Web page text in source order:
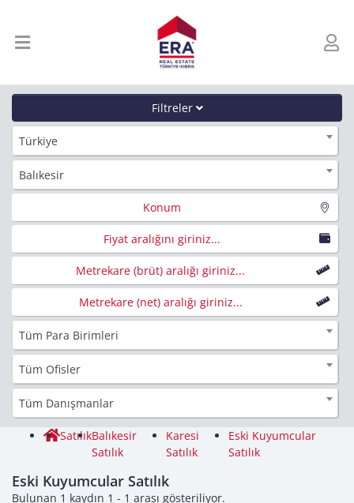
Filtreler
Türkiye
Balıkesir
Konum
Fiyat aralığını giriniz...
Metrekare (brüt) aralığı giriniz...
Metrekare (net) aralığı giriniz...
Tüm Para Birimleri
Tüm Ofisler
Tüm Danışmanlar
SatılıkBalıkesir
Satılık
Karesi
Satılık
Eski Kuyumcular
Satılık
Eski Kuyumcular Satılık
Bulunan 1 kaydın 1 - 1 arası gösteriliyor.